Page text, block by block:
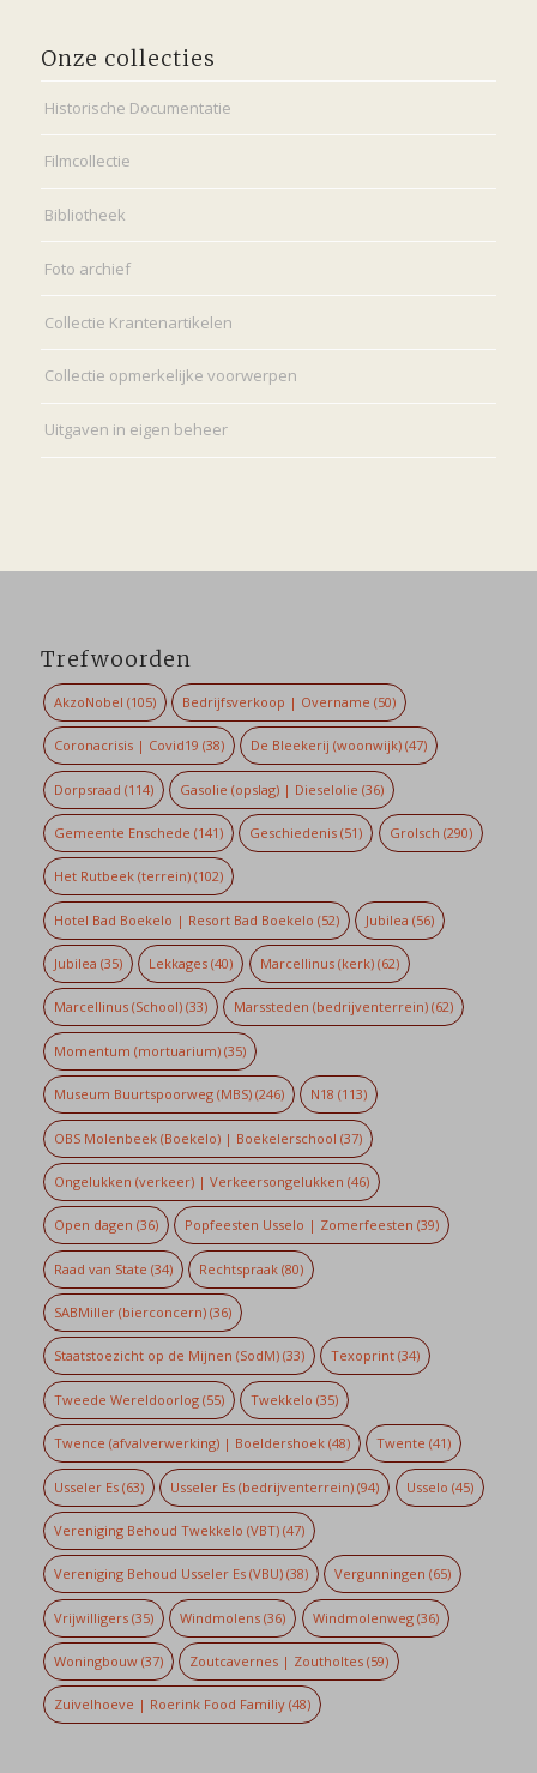
Onze collecties
Historische Documentatie
Filmcollectie
Bibliotheek
Foto archief
Collectie Krantenartikelen
Collectie opmerkelijke voorwerpen
Uitgaven in eigen beheer
Trefwoorden
AkzoNobel (105) Bedrijfsverkoop | Overname (50)
Coronacrisis | Covid19 (38) De Bleekerij (woonwijk) (47)
Dorpsraad (114) Gasolie (opslag) | Dieselolie (36)
Gemeente Enschede (141) Geschiedenis (51) Grolsch (290)
Het Rutbeek (terrein)(102)
Hotel Bad Boekelo | Resort Bad Boekelo (52) Jubilea (56)
Jubilea (35) Lekkages (40) Marcellinus (kerk)(62)
Marcellinus (School)(33) Marssteden (bedrijventerrein) (62)
Momentum (mortuarium)(35)
Museum Buurtspoorweg (MBS)(246) N18 (113)
OBS Molenbeek (Boekelo) | Boekelerschool (37)
Ongelukken (verkeer) | Verkeersongelukken (46)
Open dagen (36) Popfeesten Usselo | Zomerfeesten (39)
Raad van State (34) Rechtspraak (80)
SABMiller (bierconcern)(36)
Staatstoezicht op de Mijnen (SodM)(33) Texoprint (34)
Tweede Wereldoorlog(55) Twekkelo (35)
Twence (afvalverwerking) | Boeldershoek(48) Twente (41)
Usseler Es(63) Usseler Es (bedrijventerrein) (94) Usselo (45)
Vereniging Behoud Twekkelo (VBT)(47)
Vereniging Behoud Usseler Es (VBU)(38) Vergunningen (65)
Vrijwilligers(35) Windmolens (36) Windmolenweg(36)
Woningbouw(37) Zoutcavernes | Zoutholtes (59)
Zuivelhoeve | Roerink Food Familiy(48)